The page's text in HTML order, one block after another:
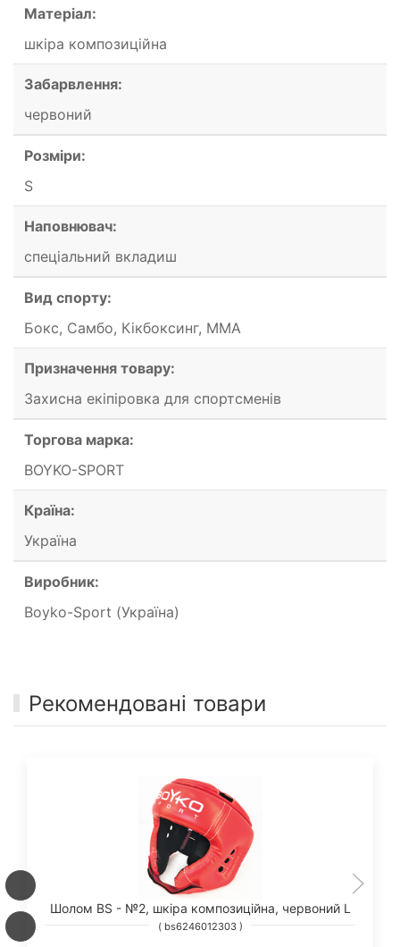
Матеріал:
шкіра композиційна
Забарвлення:
червоний
Розміри:
S
Наповнювач:
спеціальний вкладиш
Вид спорту:
Бокс, Самбо, Кікбоксинг, ММА
Призначення товару:
Захисна екіпіровка для спортсменів
Торгова марка:
BOYKO-SPORT
Країна:
Україна
Виробник:
Boyko-Sport (Україна)
Рекомендовані товари
Шолом BS - №2, шкіра композиційна, червоний L
( bs6246012303 )